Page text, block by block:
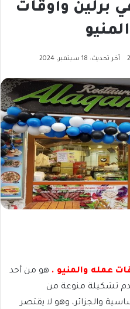
برلين وأوقات
آخر تحديث: 18 سبتمبر، 2024
عمله والمنيو . هو من أحد
تشكيلة منوعة من
والجزائر، وهو لا يقتصر